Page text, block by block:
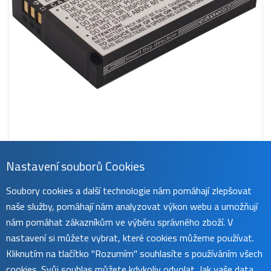
389 Kč
obvykle do 45 dnů koupit
Nastavení souborů Cookies
Soubory cookies a další technologie nám pomáhají zlepšovat
naše služby, pomáhají nám analyzovat výkon webu a umožňují
nám pomáhat zákazníkům ve výběru správného zboží. V
nastavení si můžete vybrat, které cookies můžeme používat.
Kliknutím na tlačítko "Rozumím" souhlasíte s používáním všech